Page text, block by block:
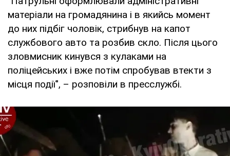
матеріали на громадянина і в якийсь момент
до них підбіг чоловік, стрибнув на капот
службового авто та розбив скло. Після цього
зловмисник кинувся з кулаками на
поліцейських і вже потім спробував втекти з
місця події", – розповіли в пресслужбі.